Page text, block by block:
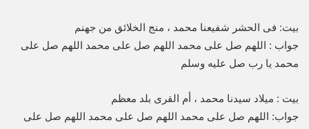
بيت: فى الحشر شفيعنا محمد ، منج الخلائق من جهنم
جواب : اللهم صل على محمد اللهم صل على محمد اللهم صل على
محمد يا رب صل عليه وسلم
بيت : ميلاد سيدنا محمد ، أم القرى بلد معظم
جواب: اللهم صل على محمد اللهم صل على محمد اللهم صل على